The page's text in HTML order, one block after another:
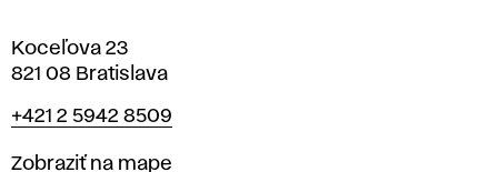
Koceľova 23
821 08 Bratislava
Telefón
+421 2 5942 8509
Mapa
Zobraziť na mape